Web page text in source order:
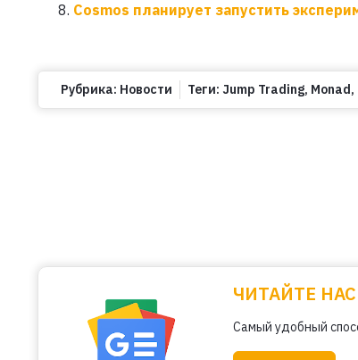
Cosmos планирует запустить
Рубрика: Новости Теги: Jump Trading, Monad,
ЧИТАЙТЕ НАС
Самый удобный